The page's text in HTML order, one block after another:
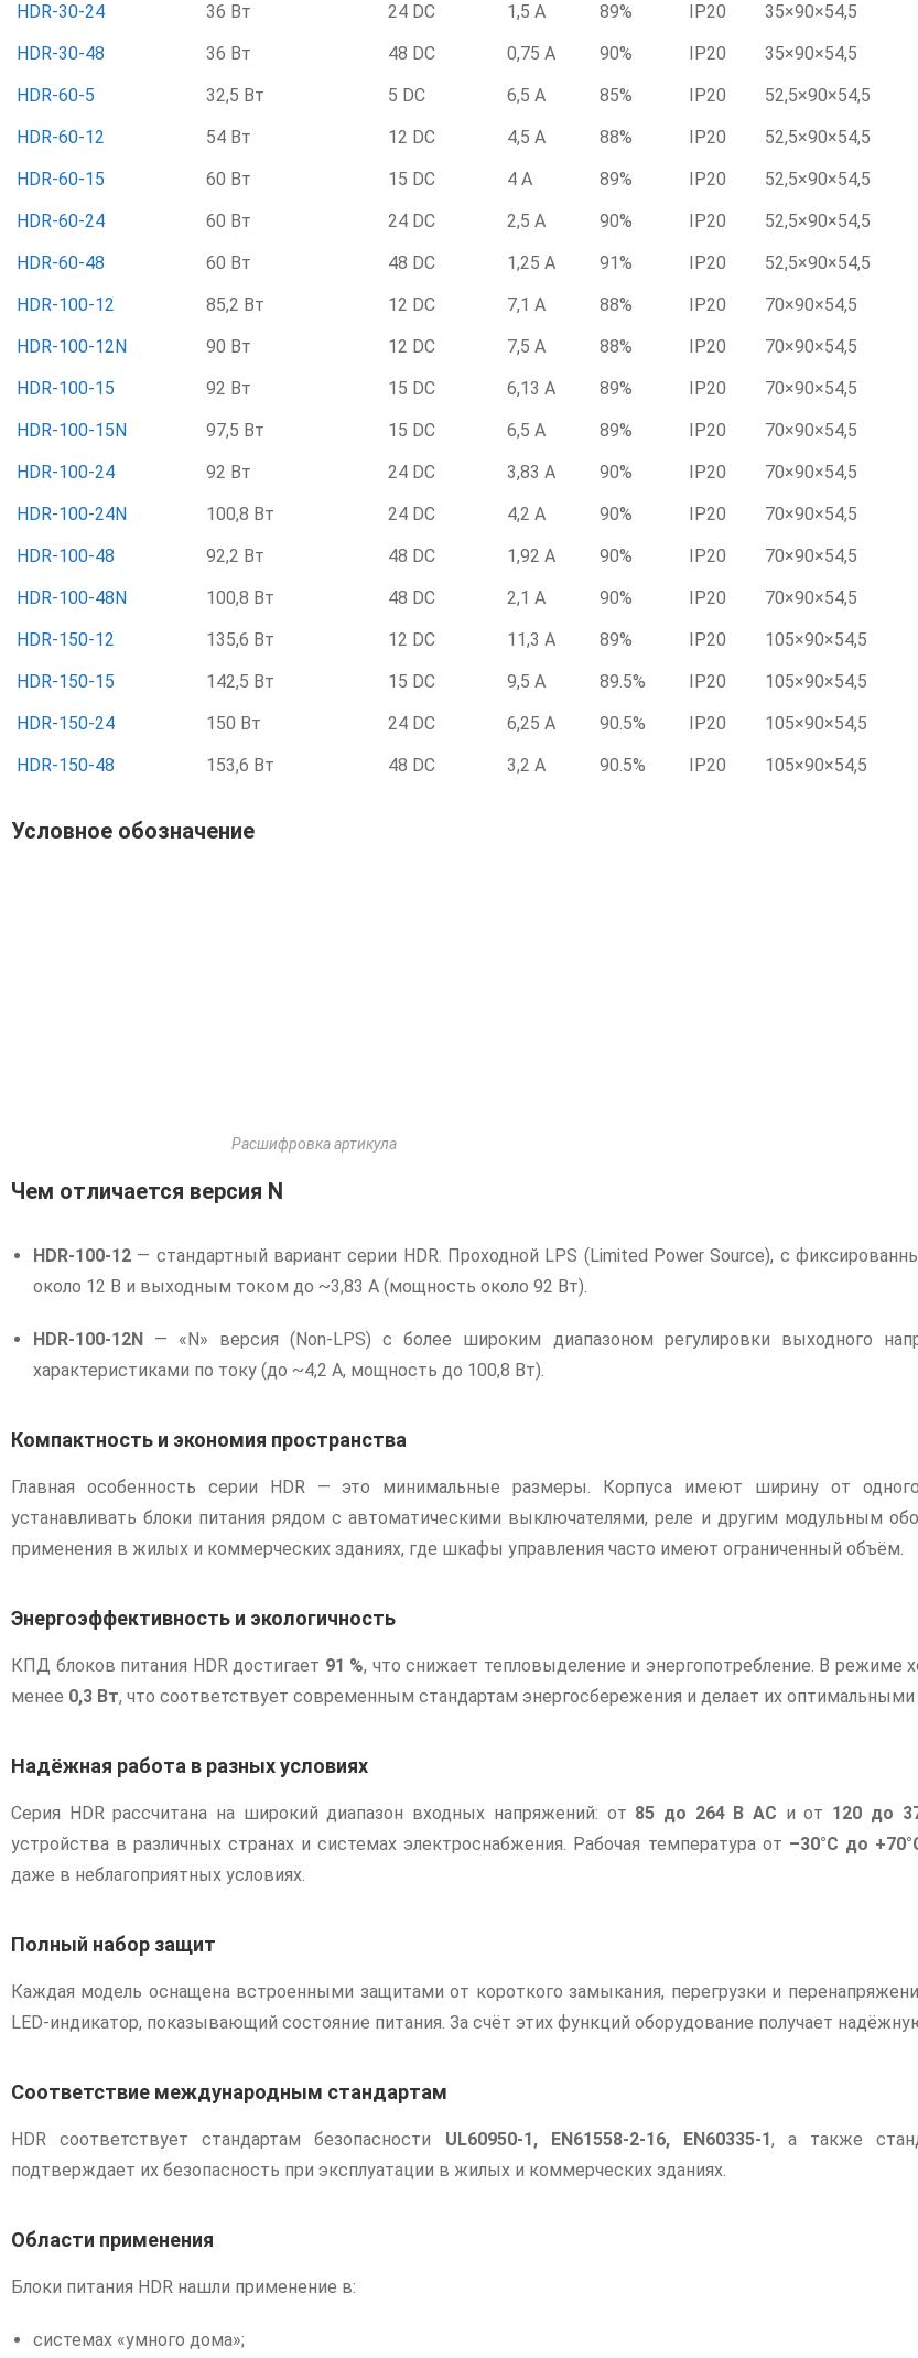
HDR-30-24
36 Вт 24 DC 1,5 А 89% IP20 35×90×54,5
HDR-30-48
36 Вт 48 DC 0,75 А 90% IP20 35×90×54,5
HDR-60-5
32,5 Вт 5 DC 6,5 А 85% IP20 52,5×90×54,5
HDR-60-12
54 Вт 12 DC 4,5 А 88% IP20 52,5×90×54,5
HDR-60-15
60 Вт 15 DC 4 А 89% IP20 52,5×90×54,5
HDR-60-24
60 Вт 24 DC 2,5 А 90% IP20 52,5×90×54,5
HDR-60-48
60 Вт 48 DC 1,25 А 91% IP20 52,5×90×54,5
HDR-100-12
85,2 Вт 12 DC 7,1 А 88% IP20 70×90×54,5
HDR-100-12N
90 Вт 12 DC 7,5 А 88% IP20 70×90×54,5
HDR-100-15
92 Вт 15 DC 6,13 А 89% IP20 70×90×54,5
HDR-100-15N
97,5 Вт 15 DC 6,5 А 89% IP20 70×90×54,5
HDR-100-24
92 Вт 24 DC 3,83 А 90% IP20 70×90×54,5
HDR-100-24N
100,8 Вт 24 DC 4,2 А 90% IP20 70×90×54,5
HDR-100-48
92,2 Вт 48 DC 1,92 А 90% IP20 70×90×54,5
HDR-100-48N
100,8 Вт 48 DC 2,1 А 90% IP20 70×90×54,5
HDR-150-12
135,6 Вт 12 DC 11,3 А 89% IP20 105×90×54,5
HDR-150-15
142,5 Вт 15 DC 9,5 А 89.5% IP20 105×90×54,5
HDR-150-24
150 Вт 24 DC 6,25 А 90.5% IP20 105×90×54,5
HDR-150-48
153,6 Вт 48 DC 3,2 А 90.5% IP20 105×90×54,5
Условное обозначение
Расшифровка артикула
Чем отличается версия N
HDR-100-12 — стандартный вариант серии HDR. Проходной LPS (Limited Power Source), с
около 12 В и выходным током до ~3,83 А (мощность около 92 Вт).
HDR-100-12N — «N» версия (Non-LPS) с более широким диапазоном регулировки выходного
характеристиками по току (до ~4,2 А, мощность до 100,8 Вт).
Компактность и экономия пространства
Главная особенность серии HDR — это минимальные размеры. Корпуса имеют ширину от
устанавливать блоки питания рядом с автоматическими выключателями, реле и другим модульным
применения в жилых и коммерческих зданиях, где шкафы управления часто имеют ограниченный объём.
Энергоэффективность и экологичность
КПД блоков питания HDR достигает 91 %, что снижает тепловыделение и энергопотребление. В режиме
менее 0,3 Вт, что соответствует современным стандартам энергосбережения и делает их оптимальными
Надёжная работа в разных условиях
Серия HDR рассчитана на широкий диапазон входных напряжений: от 85 до 264 В AC и от 120 до
устройства в различных странах и системах электроснабжения. Рабочая температура от –30°C до
даже в неблагоприятных условиях.
Полный набор защит
Каждая модель оснащена встроенными защитами от короткого замыкания, перегрузки и
LED-индикатор, показывающий состояние питания. За счёт этих функций оборудование получает
Соответствие международным стандартам
HDR соответствует стандартам безопасности UL60950-1, EN61558-2-16, EN60335-1, а также
подтверждает их безопасность при эксплуатации в жилых и коммерческих зданиях.
Области применения
Блоки питания HDR нашли применение в:
системах «умного дома»;